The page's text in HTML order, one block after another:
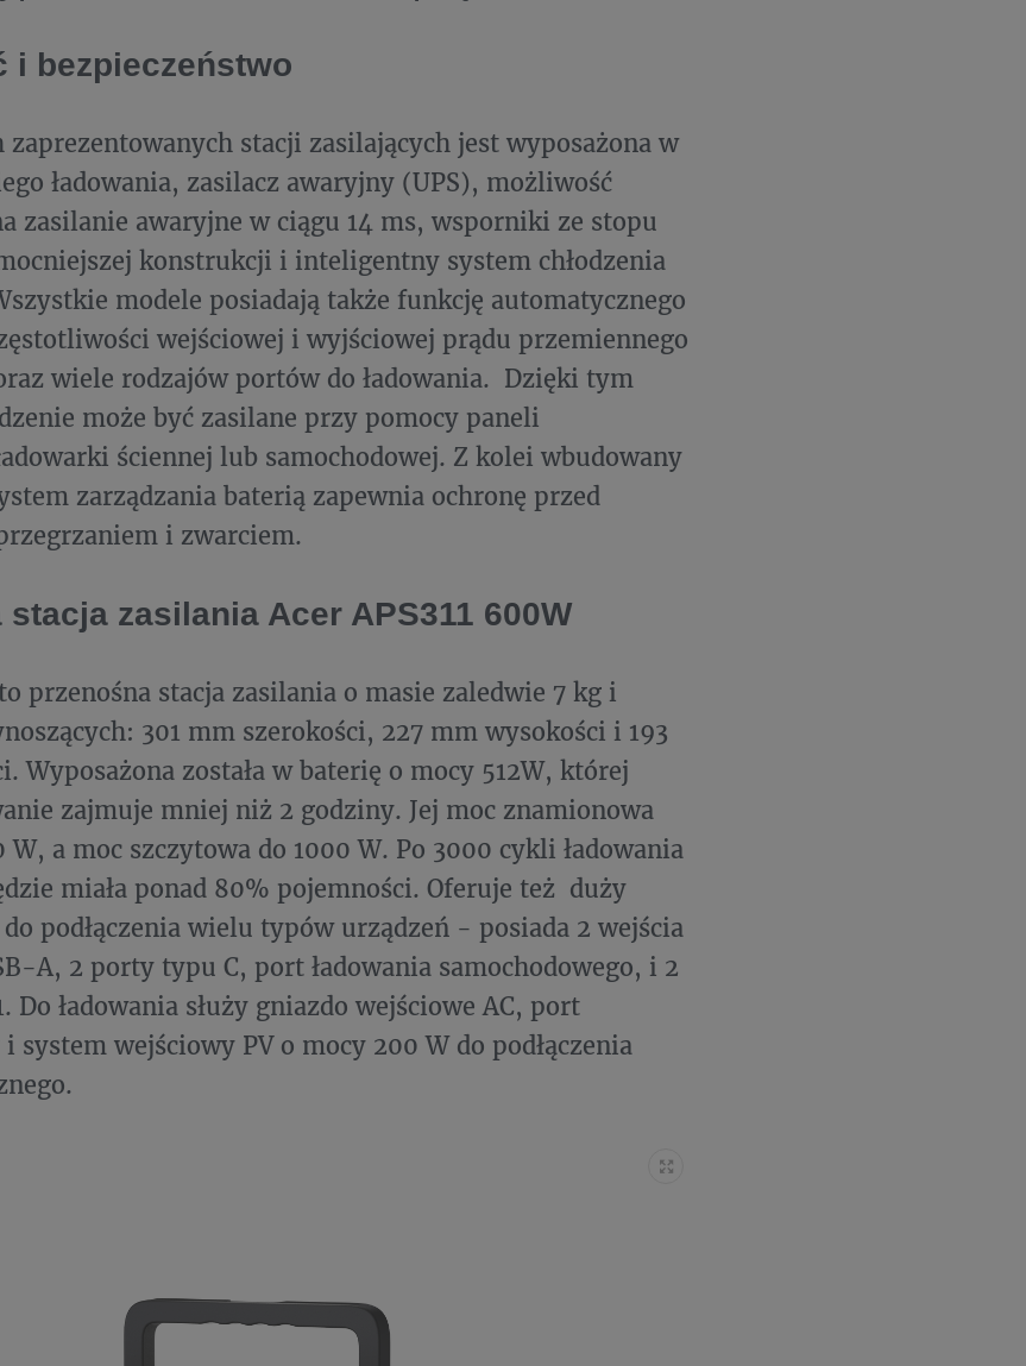
i bezpieczeństwo
zaprezentowanych stacji zasilających jest wyposażona w
ładowania, zasilacz awaryjny (UPS), możliwość
zasilanie awaryjne w ciągu 14 ms, wsporniki ze stopu
konstrukcji i inteligentny system chłodzenia
modele posiadają także funkcję automatycznego
wejściowej i wyjściowej prądu przemiennego
wiele rodzajów portów do ładowania. Dzięki tym
może być zasilane przy pomocy paneli
ściennej lub samochodowej. Z kolei wbudowany
zarządzania baterią zapewnia ochronę przed
i zwarciem.
stacja zasilania Acer APS311 600W
przenośna stacja zasilania o masie zaledwie 7 kg i
301 mm szerokości, 227 mm wysokości i 193
Wyposażona została w baterię o mocy 512W, której
zajmuje mniej niż 2 godziny. Jej moc znamionowa
a moc szczytowa do 1000 W. Po 3000 cykli ładowania
miała ponad 80% pojemności. Oferuje też duży
podłączenia wielu typów urządzeń - posiada 2 wejścia
A, 2 porty typu C, port ładowania samochodowego, i 2
Do ładowania służy gniazdo wejściowe AC, port
system wejściowy PV o mocy 200 W do podłączenia